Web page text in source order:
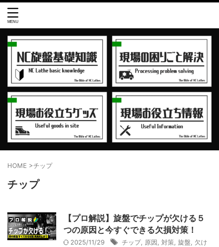
HOME >チップ
チップ
【プロ解説】旋盤でチップが欠ける５
つの原因と今すぐできる欠損対策！
2025/11/29 チップ, 原因, 対策, 旋盤, 欠け